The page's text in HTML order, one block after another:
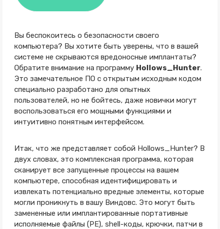
Вы беспокоитесь о безопасности своего
компьютера? Вы хотите быть уверены, что в вашей
системе не скрываются вредоносные имплантаты?
Обратите внимание на программу Hollows_Hunter.
Это замечательное ПО с открытым исходным кодом
специально разработано для опытных
пользователей, но не бойтесь, даже новички могут
воспользоваться его мощными функциями и
интуитивно понятным интерфейсом.
Итак, что же представляет собой Hollows_Hunter? В
двух словах, это комплексная программа, которая
сканирует все запущенные процессы на вашем
компьютере, способная идентифицировать и
извлекать потенциально вредные элементы, которые
могли проникнуть в вашу Виндовс. Это могут быть
замененные или имплантированные портативные
исполняемые файлы (PE), shell-коды, крючки, патчи в